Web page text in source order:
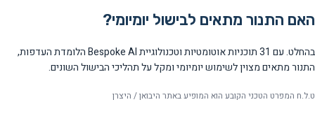
האם התנור מתאים לבישול יומיומי?
בהחלט. עם 31 תוכניות אוטומטיות וטכנולוגיית Bespoke AI הלומדת העדפות,
התנור מתאים מצוין לשימוש יומיומי ומקל על תהליכי הבישול השונים.
ט.ל.ח המפרט הטכני הקובע הוא המופיע באתר היבואן / היצרן